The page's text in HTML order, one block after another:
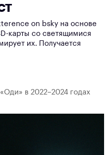
on bsky на основе
карты со светящимися
их. Получается
в 2022–2024 годах